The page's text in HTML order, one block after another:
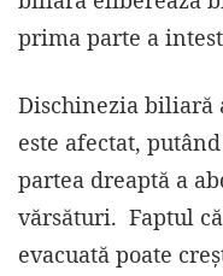
prima parte a
Dischinezia biliară
este afectat,
partea dreaptă a
vărsături. Faptul
evacuată poate